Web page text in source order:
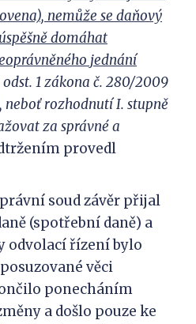
nemůže se daňový
domáhat
jednání
odst. 1 zákona č. 280/2009
neboť rozhodnutí I. stupně
za správné a
provedl
soud závěr přijal
(spotřební daně) a
odvolací řízení bylo
věci
ponecháním
a došlo pouze ke